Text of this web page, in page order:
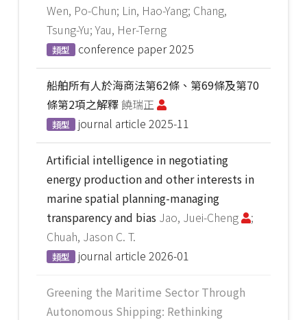
Wen, Po-Chun; Lin, Hao-Yang; Chang,
Tsung-Yu; Yau, Her-Terng
類型 conference paper2025
船舶所有人於海商法第62條、第69條及第70
條第2項之解釋饒瑞正
類型 journal article 2025-11
Artificial intelligence in negotiating
energy production and other interests in
marine spatial planning-managing
transparency and bias Jao, Juei-Cheng
;
Chuah, Jason C. T.
類型 journal article 2026-01
Greening the Maritime Sector Through
Autonomous Shipping: Rethinking